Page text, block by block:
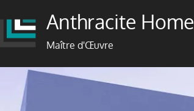
Anthracite Home
Maître d'Œuvre